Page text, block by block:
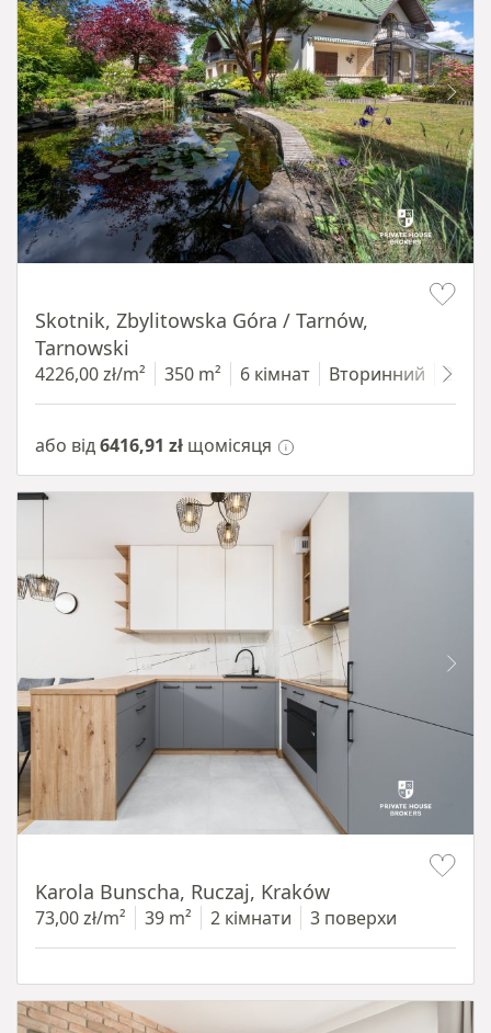
Skotnik, Zbylitowska Góra / Tarnów,
Tarnowski
4226,00 zł/m² 350 m² 6 кімнат Вторинний 2200
або від6416,91 zł щомісяця
Karola Bunscha, Ruczaj, Kraków
73,00 zł/m² 39 m² 2 кімнати 3 поверхи